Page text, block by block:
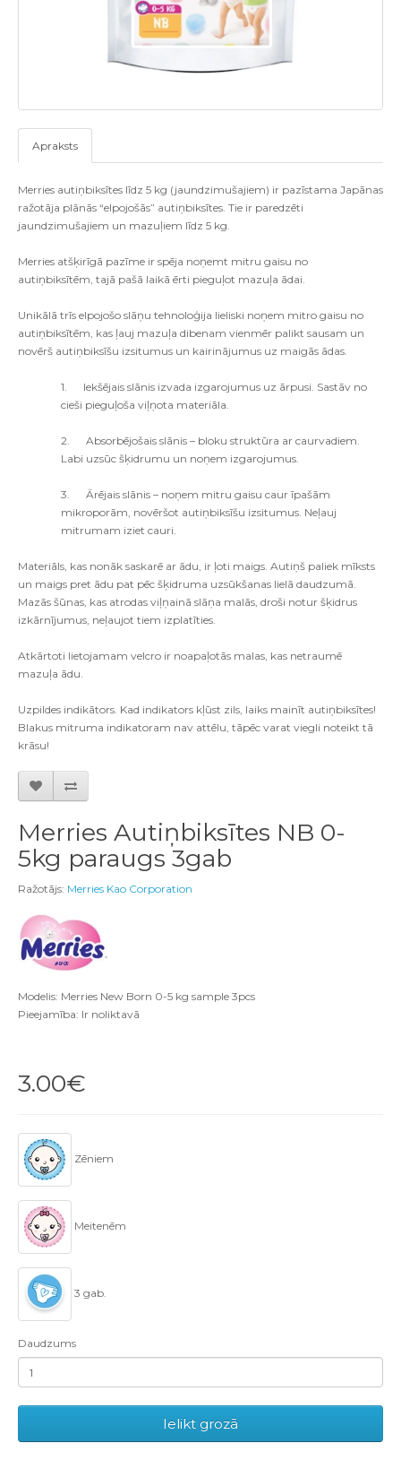
Apraksts
Merries autiņbiksītes līdz 5 kg (jaundzimušajiem) ir pazīstama Japānas
ražotāja plānās “elpojošās” autiņbiksītes. Tie ir paredzēti
jaundzimušajiem un mazuļiem līdz 5 kg.
Merries atšķirīgā pazīme ir spēja noņemt mitru gaisu no
autiņbiksītēm, tajā pašā laikā ērti pieguļot mazuļa ādai.
Unikālā trīs elpojošo slāņu tehnoloģija lieliski noņem mitro gaisu no
autiņbiksītēm, kas ļauj mazuļa dibenam vienmēr palikt sausam un
novērš autiņbiksīšu izsitumus un kairinājumus uz maigās ādas.
1.
Iekšējais slānis izvada izgarojumus uz ārpusi. Sastāv no
cieši pieguļoša viļņota materiāla.
2.
Absorbējošais slānis – bloku struktūra ar caurvadiem.
Labi uzsūc šķidrumu un noņem izgarojumus.
3.
Ārējais slānis – noņem mitru gaisu caur īpašām
mikroporām, novēršot autiņbiksīšu izsitumus. Neļauj
mitrumam iziet cauri.
Materiāls, kas nonāk saskarē ar ādu, ir ļoti maigs. Autiņš paliek mīksts
un maigs pret ādu pat pēc šķidruma uzsūkšanas lielā daudzumā.
Mazās šūnas, kas atrodas viļņainā slāņa malās, droši notur šķidrus
izkārnījumus, neļaujot tiem izplatīties.
Atkārtoti lietojamam velcro ir noapaļotās malas, kas netraumē
mazuļa ādu.
Uzpildes indikātors. Kad indikators kļūst zils, laiks mainīt autiņbiksītes!
Blakus mitruma indikatoram nav attēlu, tāpēc varat viegli noteikt tā
krāsu!
Merries Autiņbiksītes NB 0-
5kg paraugs 3gab
Ražotājs: Merries Kao Corporation
Modelis: Merries New Born 0-5 kg sample 3pcs
Pieejamība: Ir noliktavā
3.00€
Zēniem
Meitenēm
3 gab.
Daudzums
Ielikt grozā